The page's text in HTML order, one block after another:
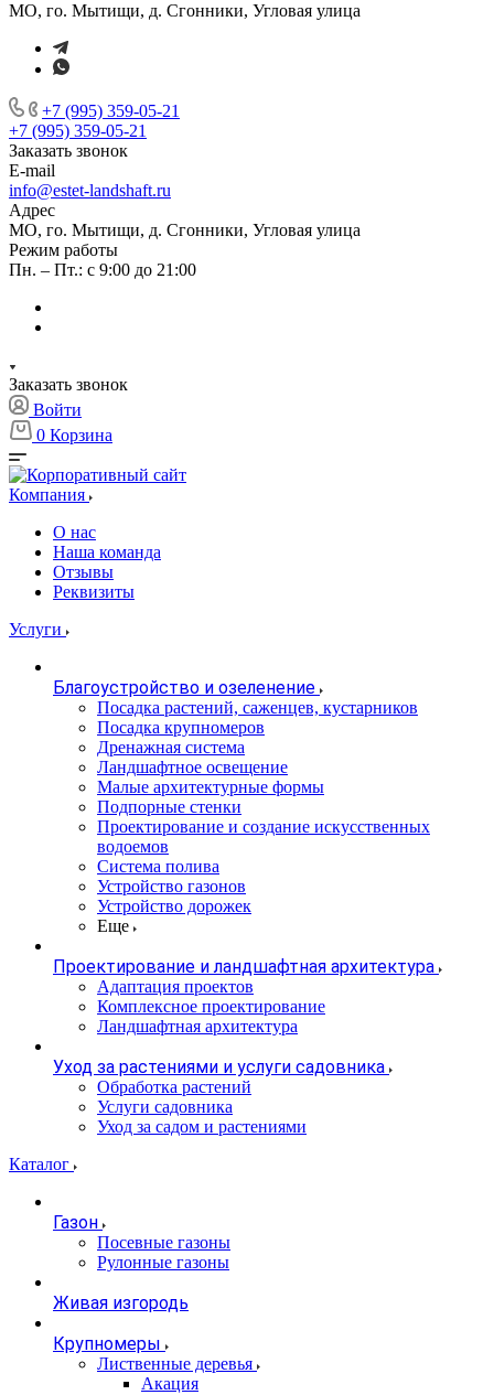
МО, го. Мытищи, д. Сгонники, Угловая улица
+7 (995) 359-05-21
+7 (995) 359-05-21
Заказать звонок
E-mail
info@estet-landshaft.ru
Адрес
МО, го. Мытищи, д. Сгонники, Угловая улица
Режим работы
Пн. – Пт.: с 9:00 до 21:00
Заказать звонок
Войти
0 Корзина
Компания
О нас
Наша команда
Отзывы
Реквизиты
Услуги
Благоустройство и озеленение
Посадка растений, саженцев, кустарников
Посадка крупномеров
Дренажная система
Ландшафтное освещение
Малые архитектурные формы
Подпорные стенки
Проектирование и создание искусственных
водоемов
Система полива
Устройство газонов
Устройство дорожек
Еще
Проектирование и ландшафтная архитектура
Адаптация проектов
Комплексное проектирование
Ландшафтная архитектура
Уход за растениями и услуги садовника
Обработка растений
Услуги садовника
Уход за садом и растениями
Каталог
Газон
Посевные газоны
Рулонные газоны
Живая изгородь
Крупномеры
Лиственные деревья
Акация